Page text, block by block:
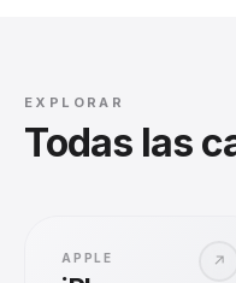
EXPLORAR
Todas las
↗
APPLE